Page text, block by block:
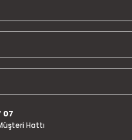
eksik bilgiler bulunuyor.
sitelerden daha pahalı.
farklı alternatifler olmalı.
07
Hattı